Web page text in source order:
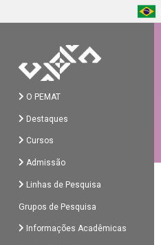
O PEMAT
Destaques
Cursos
Admissão
Linhas de Pesquisa
Grupos de Pesquisa
Informações Acadêmicas